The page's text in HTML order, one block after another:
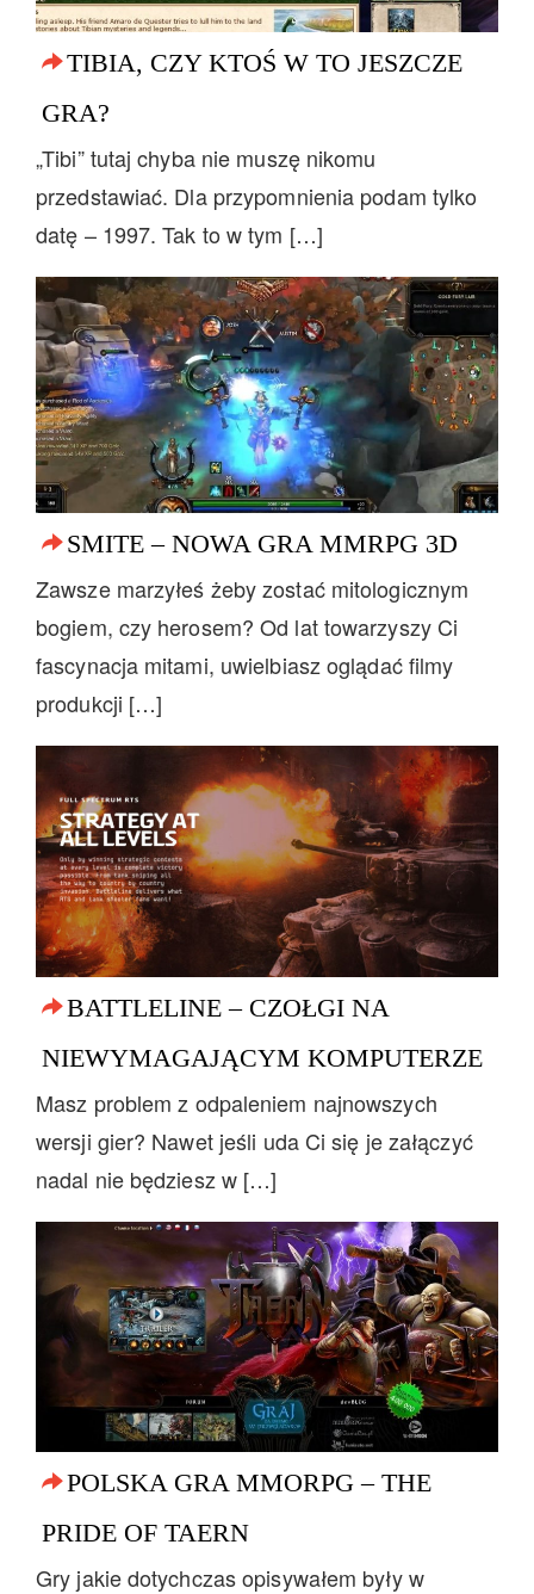
TIBIA, CZY KTOŚ W TO JESZCZE
GRA?
„Tibi” tutaj chyba nie muszę nikomu
przedstawiać. Dla przypomnienia podam tylko
datę – 1997. Tak to w tym […]
SMITE – NOWA GRA MMRPG 3D
Zawsze marzyłeś żeby zostać mitologicznym
bogiem, czy herosem? Od lat towarzyszy Ci
fascynacja mitami, uwielbiasz oglądać filmy
produkcji […]
BATTLELINE – CZOŁGI NA
NIEWYMAGAJĄCYM KOMPUTERZE
Masz problem z odpaleniem najnowszych
wersji gier? Nawet jeśli uda Ci się je załączyć
nadal nie będziesz w […]
POLSKA GRA MMORPG – THE
PRIDE OF TAERN
Gry jakie dotychczas opisywałem były w